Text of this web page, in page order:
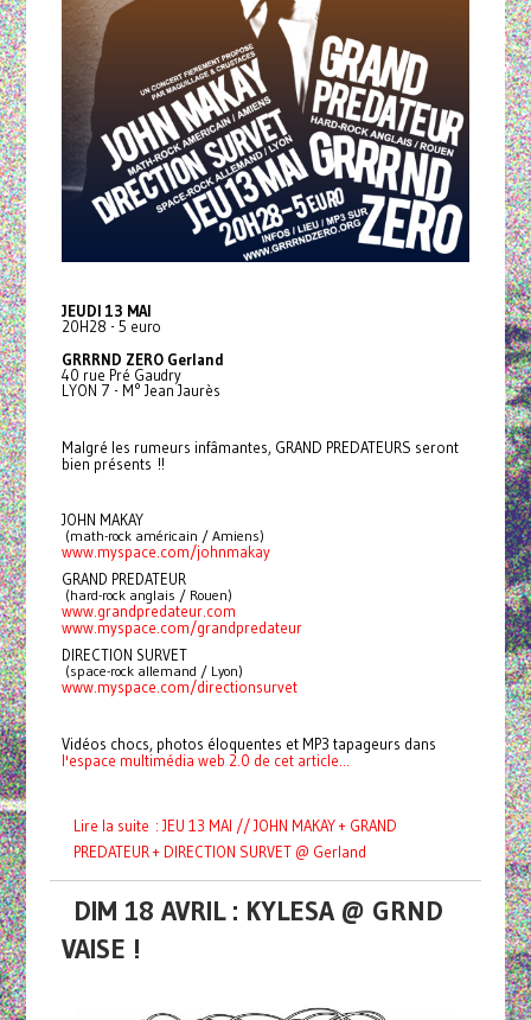
JEUDI 13 MAI
20H28 - 5 euro
GRRRND ZERO Gerland
40 rue Pré Gaudry
LYON 7 - M° Jean Jaurès
Malgré les rumeurs infâmantes, GRAND PREDATEURS seront
bien présents !!
JOHN MAKAY
(math-rock américain / Amiens)
www.myspace.com/johnmakay
GRAND PREDATEUR
(hard-rock anglais / Rouen)
www.grandpredateur.com
www.myspace.com/grandpredateur
DIRECTION SURVET
(space-rock allemand / Lyon)
www.myspace.com/directionsurvet
Vidéos chocs, photos éloquentes et MP3 tapageurs dans
l'espace multimédia web 2.0 de cet article...
Lire la suite : JEU 13 MAI // JOHN MAKAY + GRAND
PREDATEUR + DIRECTION SURVET @ Gerland
DIM 18 AVRIL : KYLESA @ GRND
VAISE !